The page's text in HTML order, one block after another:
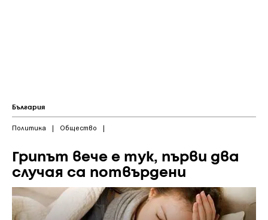
България
Политика | Общество |
Грипът вече е тук, първи два
случая са потвърдени